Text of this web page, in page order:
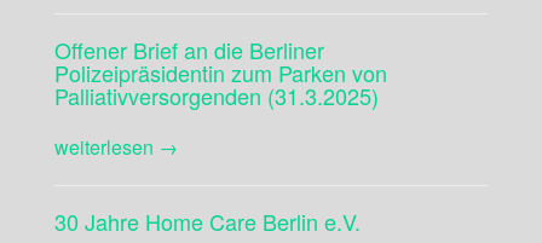
Offener Brief an die Berliner
Polizeipräsidentin zum Parken von
Palliativversorgenden (31.3.2025)
weiterlesen →
30 Jahre Home Care Berlin e.V.